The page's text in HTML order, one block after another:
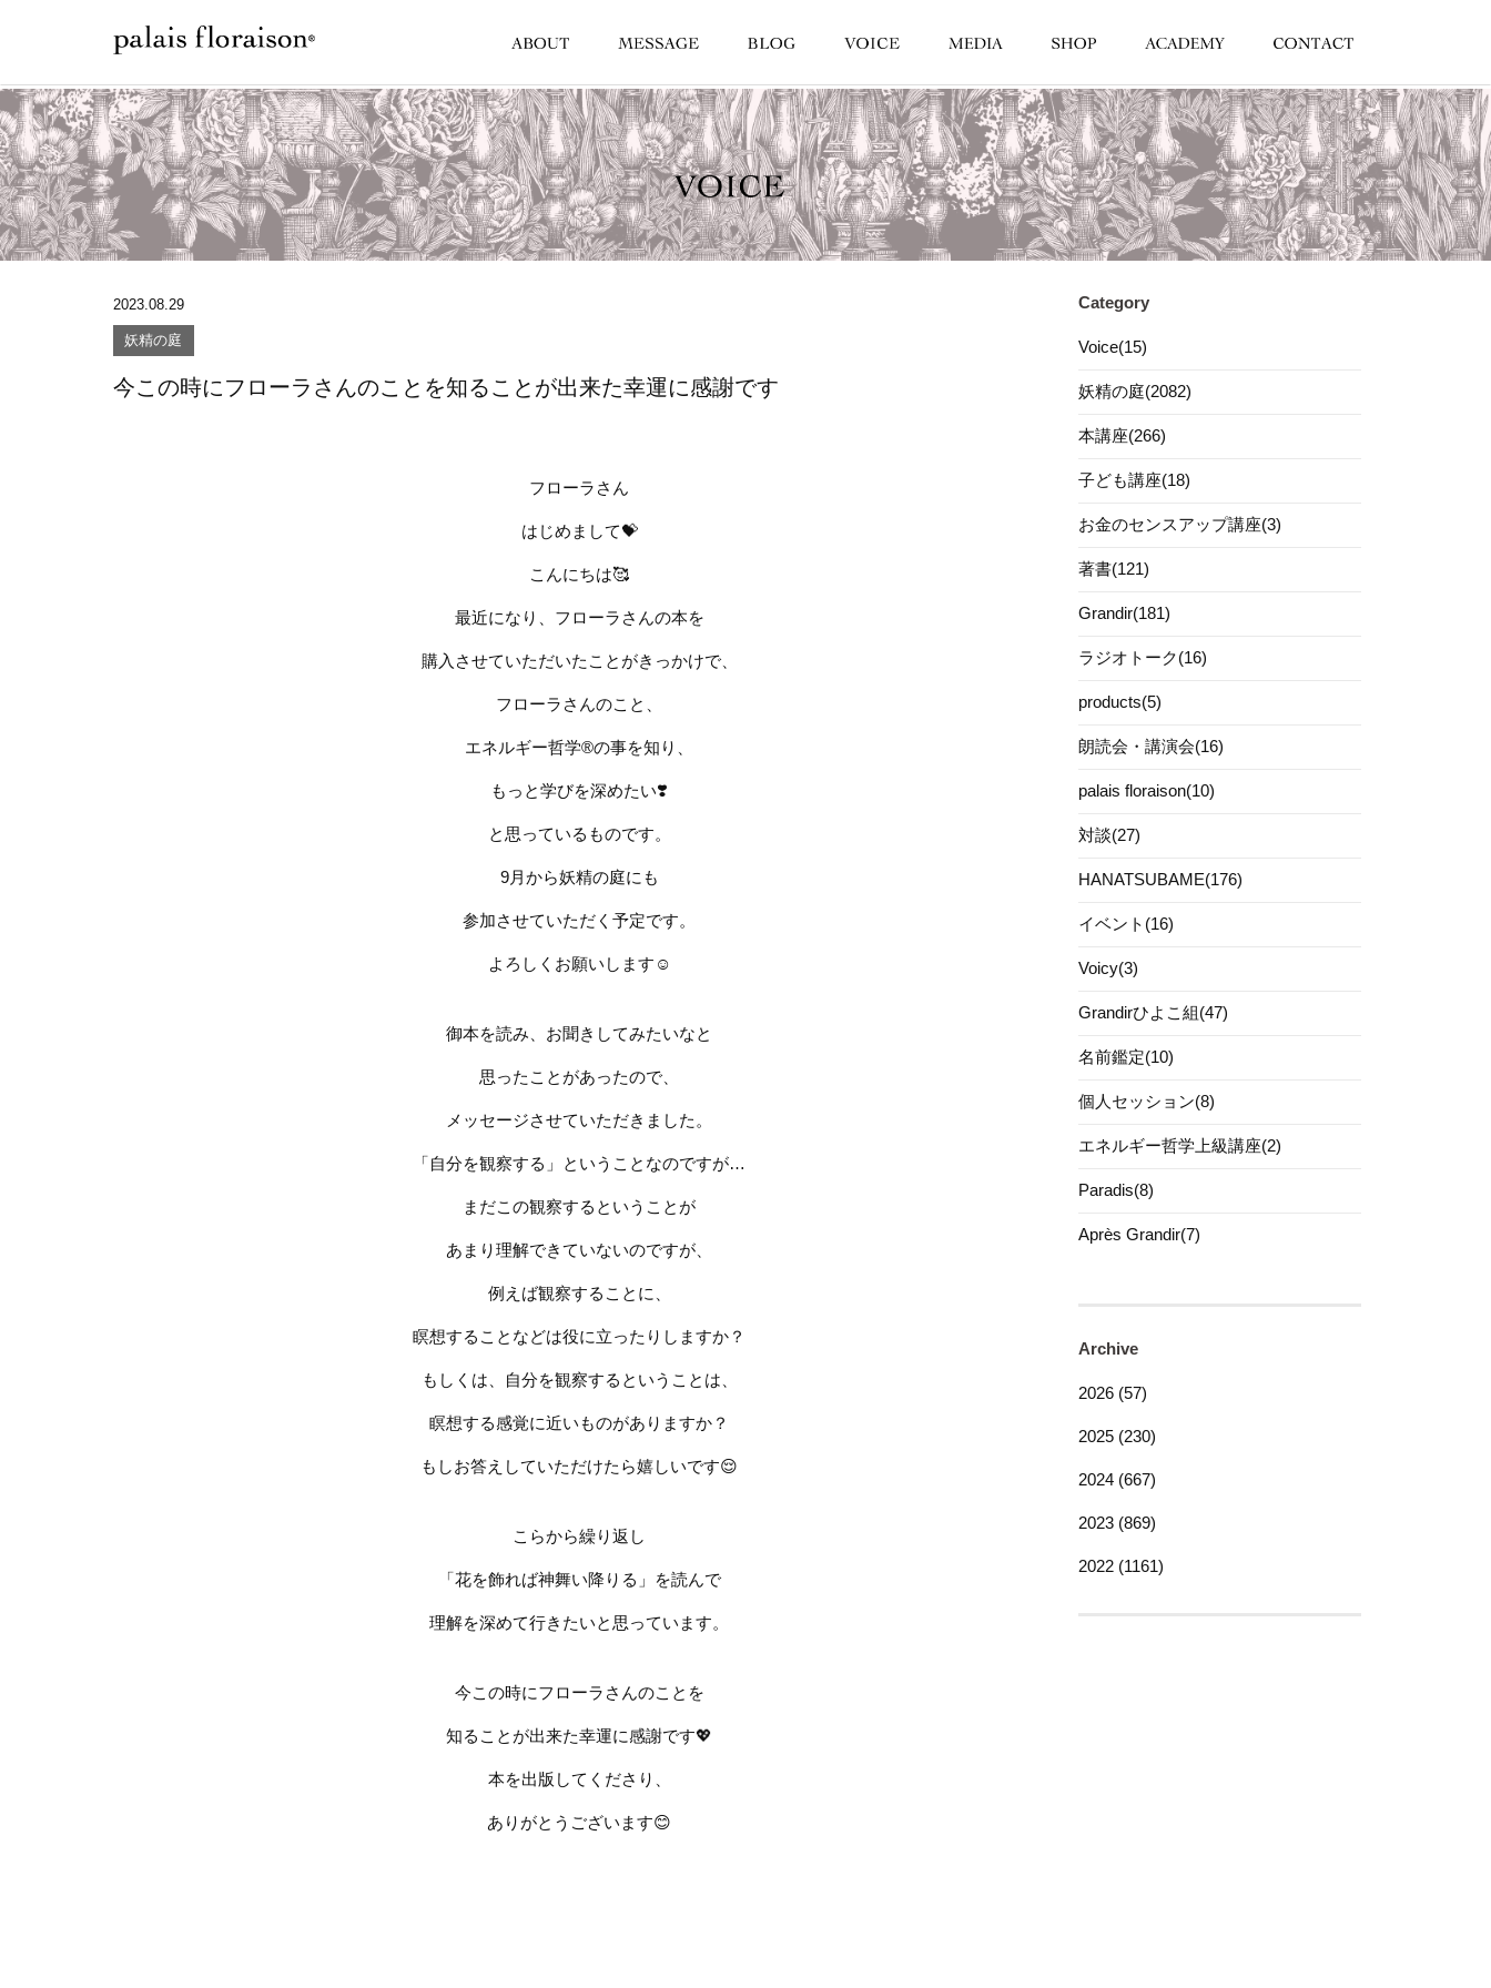
2023.08.29
妖精の庭
今この時にフローラさんのことを知ることが出来た幸運に感謝です
フローラさん
はじめまして💝
こんにちは🥰
最近になり、フローラさんの本を
購入させていただいたことがきっかけで、
フローラさんのこと、
エネルギー哲学®︎の事を知り、
もっと学びを深めたい❣️
と思っているものです。
9月から妖精の庭にも
参加させていただく予定です。
よろしくお願いします ☺️
御本を読み、 お聞きしてみたいなと
思ったことがあったので、
メッセージさせていただきました。
「自分を観察する」ということなのですが…
まだこの観察するということが
あまり理解できていないのですが、
例えば観察することに、
瞑想することなどは役に立ったりしますか？
もしくは、自分を観察するということは、
瞑想する感覚に近いものがありますか？
もしお答えしていただけたら嬉しいです😌
こらから繰り返し
「花を飾れば神舞い降りる」を読んで
理解を深めて行きたいと思っています。
今この時にフローラさんのことを
知ることが出来た幸運に感謝です💖
本を出版してくださり、
ありがとうございます😊
Category
Voice(15)
妖精の庭(2082)
本講座(266)
子ども講座(18)
お金のセンスアップ講座(3)
著書(121)
Grandir(181)
ラジオトーク(16)
products(5)
朗読会・講演会(16)
palais floraison(10)
対談(27)
HANATSUBAME(176)
イベント(16)
Voicy(3)
Grandirひよこ組(47)
名前鑑定(10)
個人セッション(8)
エネルギー哲学上級講座(2)
Paradis(8)
Après Grandir(7)
Archive
2026 (57)
2025 (230)
2024 (667)
2023 (869)
2022 (1161)